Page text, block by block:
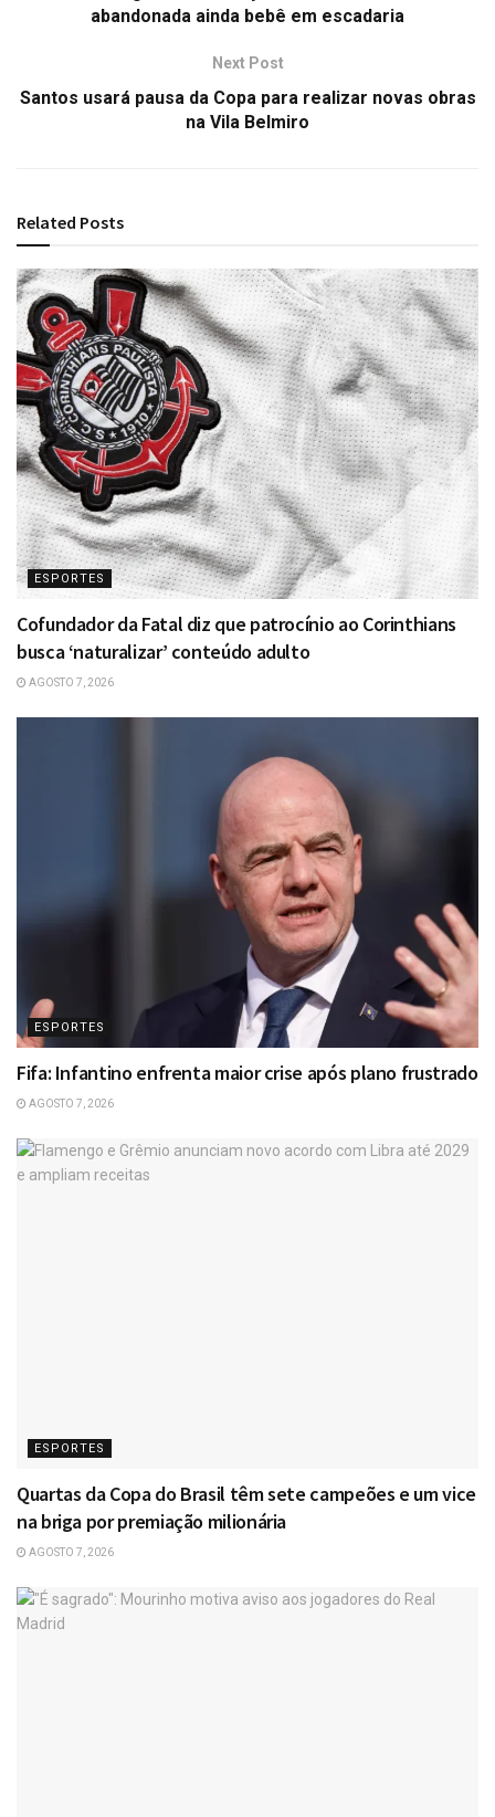
abandonada ainda bebê em escadaria
Next Post
Santos usará pausa da Copa para realizar novas obras
na Vila Belmiro
Related Posts
ESPORTES
Cofundador da Fatal diz que patrocínio ao Corinthians
busca ‘naturalizar’ conteúdo adulto
AGOSTO 7, 2026
ESPORTES
Fifa: Infantino enfrenta maior crise após plano frustrado
AGOSTO 7, 2026
ESPORTES
Quartas da Copa do Brasil têm sete campeões e um vice
na briga por premiação milionária
AGOSTO 7, 2026